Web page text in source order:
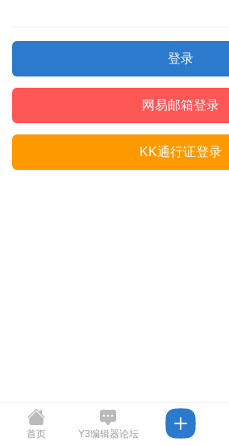
登录
网易邮箱登录
KK通行证登录
首页 Y3编辑器论坛